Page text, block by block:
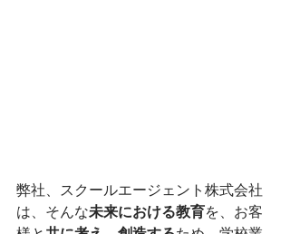
弊社、スクールエージェント株式会社
は、そんな未来における教育を、お客